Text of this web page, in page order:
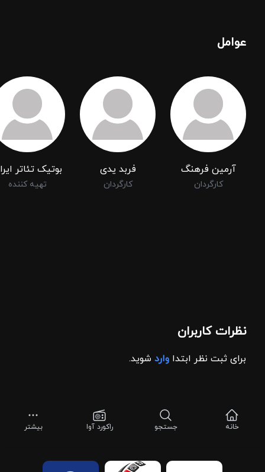
عوامل
آرمین فرهنگ
کارگردان
فربد یدی
کارگردان
بوتیک تئاتر
تهیه کننده
نظرات کاربران
برای ثبت نظر ابتدا وارد شوید.
خانه جستجو راکورد آوا بیشتر